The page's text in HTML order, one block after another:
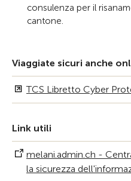
consulenza per il
cantone.
Viaggiate sicuri anche
TCS Libretto Cyber
Link utili
melani.admin.ch -
la sicurezza